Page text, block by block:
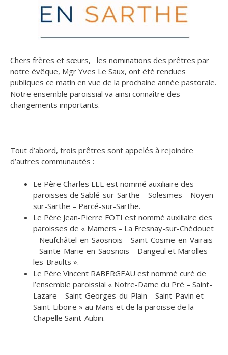
Chers frères et sœurs, les nominations des prêtres par
notre évêque, Mgr Yves Le Saux, ont été rendues
publiques ce matin en vue de la prochaine année pastorale.
Notre ensemble paroissial va ainsi connaître des
changements importants.
Tout d’abord, trois prêtres sont appelés à rejoindre
d’autres communautés :
Le Père Charles LEE est nommé auxiliaire des
paroisses de Sablé-sur-Sarthe – Solesmes – Noyen-
sur-Sarthe – Parcé-sur-Sarthe.
Le Père Jean-Pierre FOTI est nommé auxiliaire des
paroisses de « Mamers – La Fresnay-sur-Chédouet
– Neufchâtel-en-Saosnois – Saint-Cosme-en-Vairais
– Sainte-Marie-en-Saosnois – Dangeul et Marolles-
les-Braults ».
Le Père Vincent RABERGEAU est nommé curé de
l’ensemble paroissial « Notre-Dame du Pré – Saint-
Lazare – Saint-Georges-du-Plain – Saint-Pavin et
Saint-Liboire » au Mans et de la paroisse de la
Chapelle Saint-Aubin.